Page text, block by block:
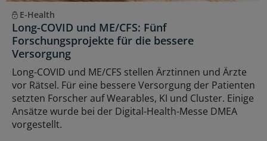
E-Health
Long-COVID und ME/CFS: Fünf
Forschungsprojekte für die bessere
Versorgung
Long-COVID und ME/CFS stellen Ärztinnen und Ärzte
vor Rätsel. Für eine bessere Versorgung der Patienten
setzten Forscher auf Wearables, KI und Cluster. Einige
Ansätze wurde bei der Digital-Health-Messe DMEA
vorgestellt.